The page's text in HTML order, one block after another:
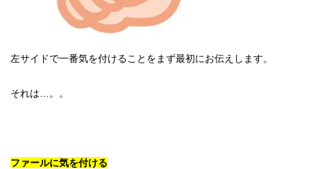
左サイドで一番気を付けることをまず最初にお伝えします。
それは…。。
ファールに気を付ける